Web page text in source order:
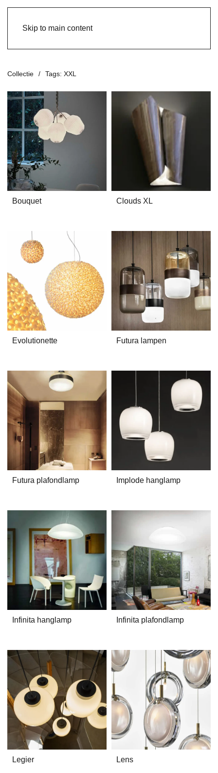
Skip to main content
Collectie Tags: XXL
Bouquet Clouds XL
Evolutionette Futura lampen
Futura plafondlamp Implode hanglamp
Infinita hanglamp Infinita plafondlamp
Legier Lens